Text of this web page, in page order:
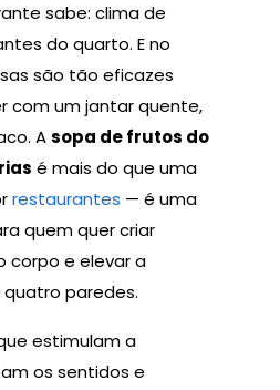
sabe: clima de
do quarto. E no
são tão eficazes
com um jantar quente,
Asopa de frutos do
é mais do que uma
restaurantes — é uma
quem quer criar
corpo e elevar a
paredes.
estimulam a
os sentidos e